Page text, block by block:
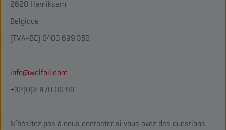
2620 Hemiksem
Belgique
(TVA-BE) 0403.699.350
info@wolfoil.com
+32(0)3 870 00 99
N’hésitez pas à nous contacter si vous avez des questions